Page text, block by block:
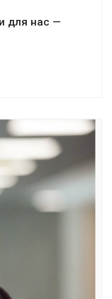
для нас —